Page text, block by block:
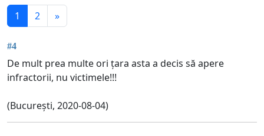
1 2 »
#4
De mult prea multe ori țara asta a decis să apere
infractorii, nu victimele!!!
(București, 2020-08-04)